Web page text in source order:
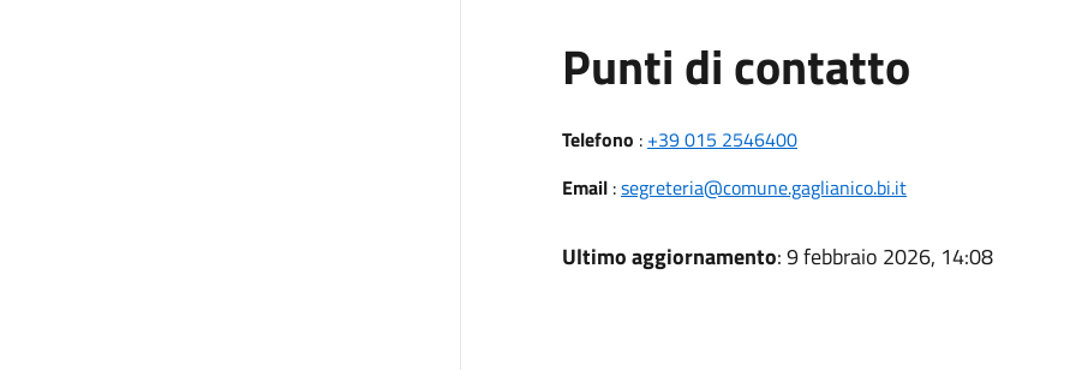
Punti di contatto
Telefono : +39 015 2546400
Email:segreteria@comune.gaglianico.bi.it
Ultimo aggiornamento: 9 febbraio 2026, 14:08